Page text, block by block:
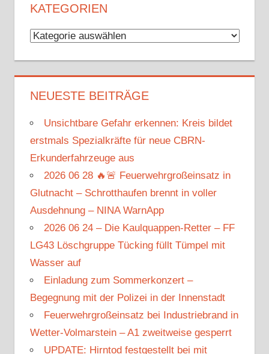
KATEGORIEN
Kategorien
NEUESTE BEITRÄGE
Unsichtbare Gefahr erkennen: Kreis bildet
erstmals Spezialkräfte für neue CBRN-
Erkunderfahrzeuge aus
2026 06 28 🔥🚨 Feuerwehrgroßeinsatz in
Glutnacht – Schrotthaufen brennt in voller
Ausdehnung – NINA WarnApp
2026 06 24 – Die Kaulquappen-Retter – FF
LG43 Löschgruppe Tücking füllt Tümpel mit
Wasser auf
Einladung zum Sommerkonzert –
Begegnung mit der Polizei in der Innenstadt
Feuerwehrgroßeinsatz bei Industriebrand in
Wetter-Volmarstein – A1 zweitweise gesperrt
UPDATE: Hirntod festgestellt bei mit